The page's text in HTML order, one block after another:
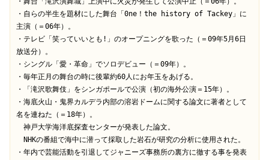
・自らの半生を題材にした舞台「0ne！the history of Tackey」に
主演（＝06年）。
・テレビ「笑っていいとも!」のオープニングを歌った（＝09年5月6日
放送分）。
・シングル「愛・革命」でソロデビュー（＝09年）。
・毎年正月の舞台の時に後輩約60人にお年玉をあげる。
・「滝沢歌舞伎」をシンガポールで公演（初の海外公演＝15年）。
・海底火山・鬼界カルデラ内部の溶岩ドームに関する論文に著者として
名を連ねた（＝18年）。
神戸大学海洋底探査センターが発表した論文。
NHKの番組で海中に潜って採取した岩石が研究の分析に使用された。
・年内で芸能活動を引退してジャニーズ事務所の裏方に徹する事を発表